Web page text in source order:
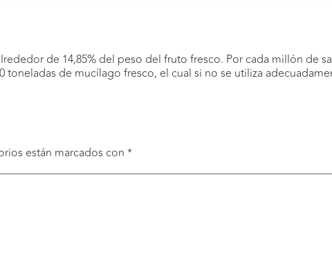
de 14,85% del peso del fruto fresco. Por cada millón de
de mucílago fresco, el cual si no se utiliza
están marcados con *